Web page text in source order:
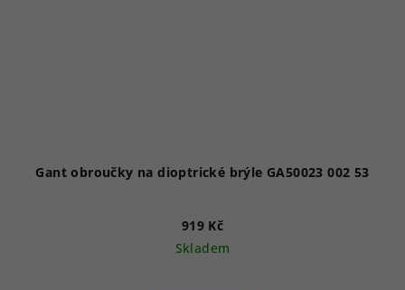
Gant obroučky na dioptrické brýle GA50023 002 53
919 Kč
Skladem